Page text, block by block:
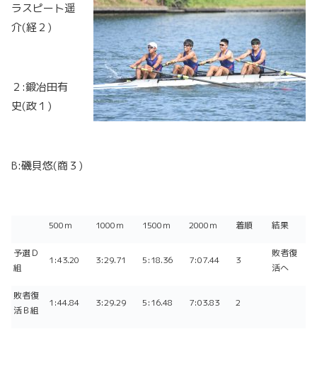
ラスピート遥
介(経２)
２:鍛冶田有
史(政１)
B:磯貝悠(商３)
500ｍ 1000ｍ 1500ｍ 2000ｍ 着順 結果
予選Ｄ
組
1:43.20 3:29.71 5:18.36 7:07.44 3
敗者復
活へ
敗者復
活Ｂ組
1:44.84 3:29.29 5:16.48 7:03.83 2